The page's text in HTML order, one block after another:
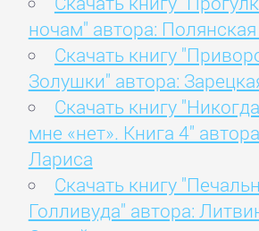
ночам" автора:
Скачать книгу
Золушки" автора:
Скачать книгу
мне «нет». Книга 4"
Лариса
Скачать книгу
Голливуда" автора: